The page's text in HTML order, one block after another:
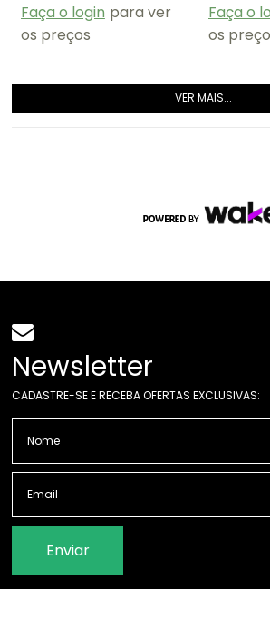
Faça o login para ver
os preços
Faça o
os
VER MAIS...
Newsletter
CADASTRE-SE E RECEBA OFERTAS EXCLUSIVAS:
Enviar